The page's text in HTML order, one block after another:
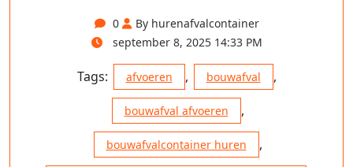
0
By hurenafvalcontainer
september 8, 2025 14:33 PM
Tags: afvoeren , bouwafval ,
bouwafval afvoeren ,
bouwafvalcontainer huren ,